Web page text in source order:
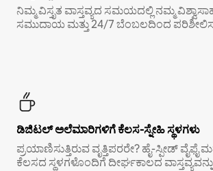
ನಿಮ್ಮ ವಿಸ್ತೃತ ವಾಸ್ತವ್ಯದ ಸಮಯದಲ್ಲಿ ನಮ್ಮ
ಸಮುದಾಯ ಮತ್ತು 24/7 ಬೆಂಬಲದಿಂದ
ಡಿಜಿಟಲ್ ಅಲೆಮಾರಿಗಳಿಗೆ ಕೆಲಸ-ಸ್ನೇಹಿ ಸ್ಥಳಗಳು
ಪ್ರಯಾಣಿಸುತ್ತಿರುವ ವೃತ್ತಿಪರರೇ? ಹೈ-ಸ್ಪೀಡ್ ವೈಫೈ
ಕೆಲಸದ ಸ್ಥಳಗಳೊಂದಿಗೆ ದೀರ್ಘಕಾಲದ